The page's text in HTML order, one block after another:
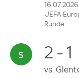
16.07.2026
UEFA
Runde
2 - 1
vs.